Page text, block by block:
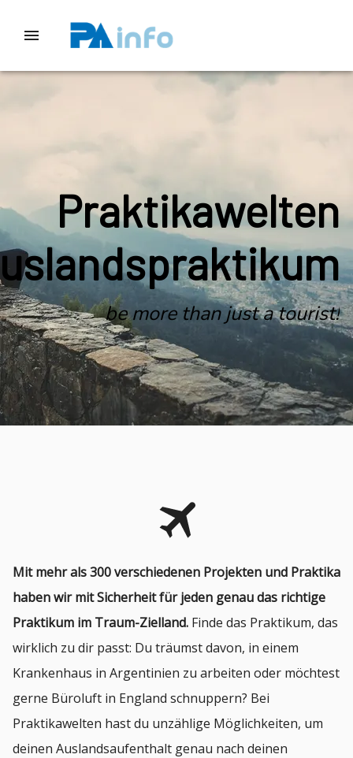
Praktikawelten
be more than just a tourist!
Mit mehr als 300 verschiedenen Projekten und Praktika
haben wir mit Sicherheit für jeden genau das richtige
Praktikum im Traum-Zielland. Finde das Praktikum, das
wirklich zu dir passt: Du träumst davon, in einem
Krankenhaus in Argentinien zu arbeiten oder möchtest
gerne Büroluft in England schnuppern? Bei
Praktikawelten hast du unzählige Möglichkeiten, um
deinen Auslandsaufenthalt genau nach deinen